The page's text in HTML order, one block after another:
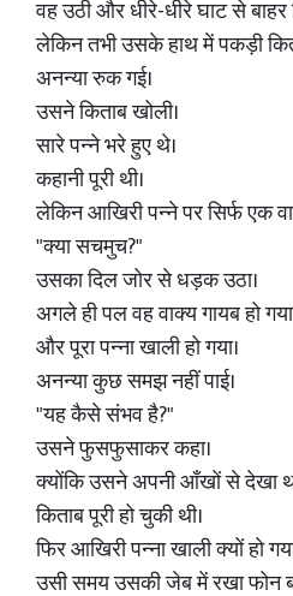
वह उठी और धीरे-धीरे घाट से
लेकिन तभी उसके हाथ में पकड़ी
अनन्या रुक गई।
उसने किताब खोली।
सारे पन्ने भरे हुए थे।
कहानी पूरी थी।
लेकिन आखिरी पन्ने पर सिर्फ एक
"क्या सचमुच?"
उसका दिल जोर से धड़क उठा।
अगले ही पल वह वाक्य गायब हो
और पूरा पन्ना खाली हो गया।
अनन्या कुछ समझ नहीं पाई।
"यह कैसे संभव है?"
उसने फुसफुसाकर कहा।
क्योंकि उसने अपनी आँखों से देखा
किताब पूरी हो चुकी थी।
फिर आखिरी पन्ना खाली क्यों हो
उसी समय उसकी जेब में रखा फोन